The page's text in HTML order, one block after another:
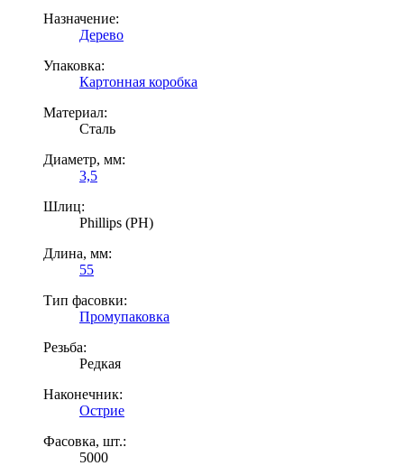
Назначение:
Дерево
Упаковка:
Картонная коробка
Материал:
Сталь
Диаметр, мм:
3,5
Шлиц:
Phillips (PH)
Длина, мм:
55
Тип фасовки:
Промупаковка
Резьба:
Редкая
Наконечник:
Острие
Фасовка, шт.:
5000